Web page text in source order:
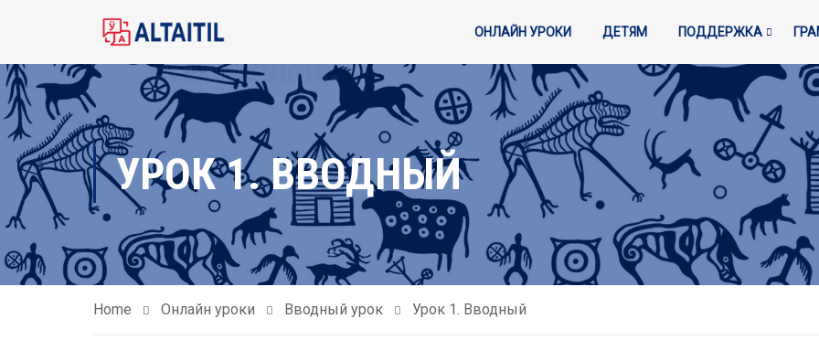
ОНЛАЙН УРОКИ ДЕТЯМ ПОДДЕРЖКА
УРОК 1. ВВОДНЫЙ
Home Онлайн уроки Вводный урок Урок 1. Вводный